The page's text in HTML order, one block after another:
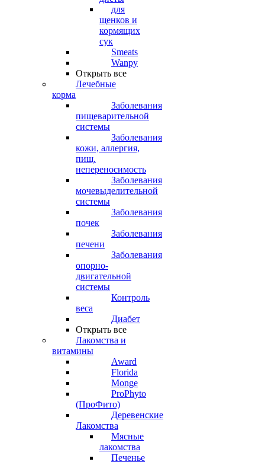
для
щенков и
кормящих
сук
Smeats
Wanpy
Открыть все
Лечебные
корма
Заболевания
пищеварительной
системы
Заболевания
кожи, аллергия,
пищ.
непереносимость
Заболевания
мочевыделительной
системы
Заболевания
почек
Заболевания
печени
Заболевания
опорно-
двигательной
системы
Контроль
веса
Диабет
Открыть все
Лакомства и
витамины
Award
Florida
Monge
ProPhyto
(ПроФито)
Деревенские
Лакомства
Мясные
лакомства
Печенье